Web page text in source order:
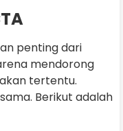
penting dari
mendorong
tertentu.
Berikut adalah